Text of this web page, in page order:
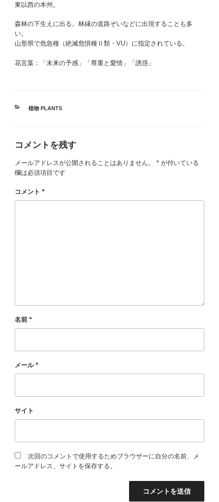
東以西の本州。
森林の下生えに出る。林縁の道路ぞいなどに出現することも多
い。
山形県で危急種（絶滅危惧種Ⅱ類・VU）に指定されている。
花言葉：「未来の予感」「尊重と愛情」「誘惑」
カ
ー
植物 PLANTS
コメントを残す
メールアドレスが公開されることはありません。 * が付いている
欄は必須項目です
コメント *
名前 *
メール *
サイト
次回のコメントで使用するためブラウザーに自分の名前、メ
ールアドレス、サイトを保存する。